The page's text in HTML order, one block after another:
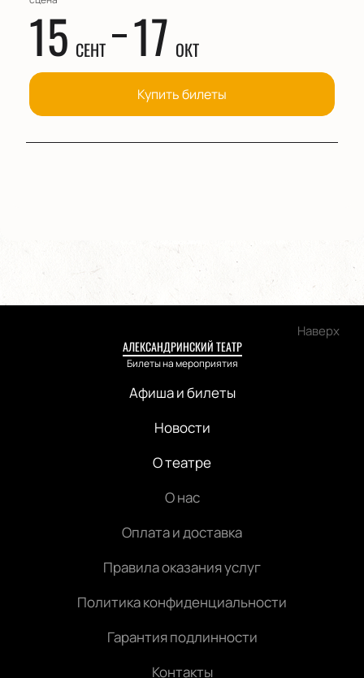
15 СЕНТ 17 ОКТ
Купить билеты
Наверх
АЛЕКСАНДРИНСКИЙ ТЕАТР
Билеты на мероприятия
Афиша и билеты
Новости
О театре
О нас
Оплата и доставка
Правила оказания услуг
Политика конфиденциальности
Гарантия подлинности
Контакты